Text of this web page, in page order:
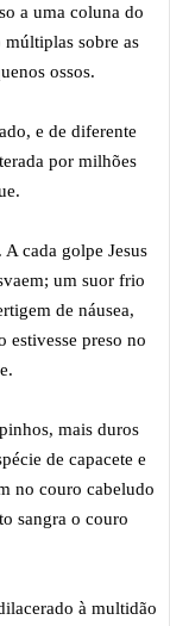
a uma coluna do
sobre as
ossos.
e de diferente
por milhões
cada golpe Jesus
um suor frio
de náusea,
estivesse preso no
mais duros
de capacete e
no couro cabeludo
sangra o couro
à multidão